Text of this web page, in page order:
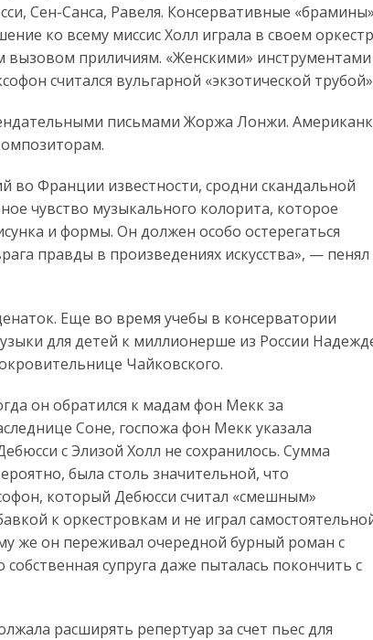
Сен-Санса, Равеля. Консервативные
ко всему миссис Холл играла в своем
вызовом приличиям. «Женскими» инструментами
считался вульгарной «экзотической
письмами Жоржа Лонжи.
во Франции известности, сродни скандальной
чувство музыкального колорита, которое
и формы. Он должен особо остерегаться
правды в произведениях искусства», — пенял
Еще во время учебы в консерватории
для детей к миллионерше из России
Чайковского.
он обратился к мадам фон Мекк за
Соне, госпожа фон Мекк указала
с Элизой Холл не сохранилось. Сумма
была столь значительной, что
который Дебюсси считал «смешным»
к оркестровкам и не играл
же он переживал очередной бурный роман с
супруга даже пыталась покончить с
расширять репертуар за счет пьес для